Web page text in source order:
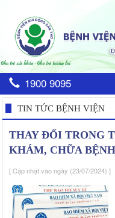
1900 9095
TIN TỨC BỆNH VIỆN
THAY ĐỔI TRONG
KHÁM, CHỮA
[ Cập nhật vào ngày (23/07/2024) ]